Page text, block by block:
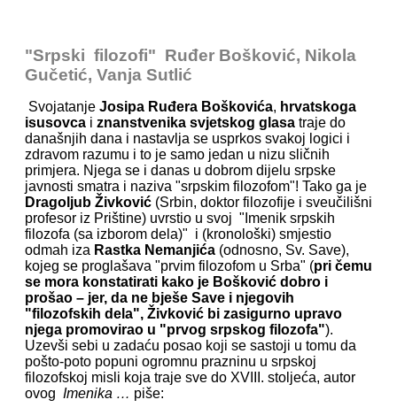
"Srpski filozofi" Ruđer Bošković, Nikola
Gučetić, Vanja Sutlić
Svojatanje Josipa Ruđera Boškovića, hrvatskoga
isusovca i znanstvenika svjetskog glasa traje do
današnjih dana i nastavlja se usprkos svakoj logici i
zdravom razumu i to je samo jedan u nizu sličnih
primjera. Njega se i danas u dobrom dijelu srpske
javnosti smatra i naziva "srpskim filozofom"! Tako ga je
Dragoljub Živković (Srbin, doktor filozofije i sveučilišni
profesor iz Prištine) uvrstio u svoj "Imenik srpskih
filozofa (sa izborom dela)" i (kronološki) smjestio
odmah iza Rastka Nemanjića (odnosno, Sv. Save),
kojeg se proglašava "prvim filozofom u Srba" (pri čemu
se mora konstatirati kako je Bošković dobro i
prošao – jer, da ne bješe Save i njegovih
"filozofskih dela", Živković bi zasigurno upravo
njega promovirao u "prvog srpskog filozofa").
Uzevši sebi u zadaću posao koji se sastoji u tomu da
pošto-poto popuni ogromnu prazninu u srpskoj
filozofskoj misli koja traje sve do XVIII. stoljeća, autor
ovog Imenika … piše: